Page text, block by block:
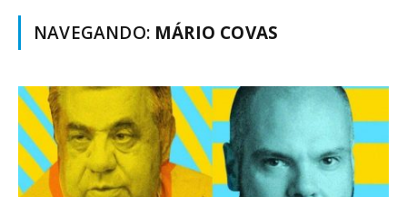
NAVEGANDO: MÁRIO COVAS